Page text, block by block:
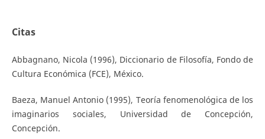
Citas
Abbagnano, Nicola (1996), Diccionario de Filosofía, Fondo de
Cultura Económica (FCE), México.
Baeza, Manuel Antonio (1995), Teoría fenomenológica de los
imaginarios sociales, Universidad de Concepción,
Concepción.